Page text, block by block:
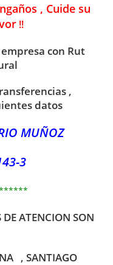
, Cuide su
!!
con Rut
,
datos
MUÑOZ
3
DE ATENCION SON
, SANTIAGO